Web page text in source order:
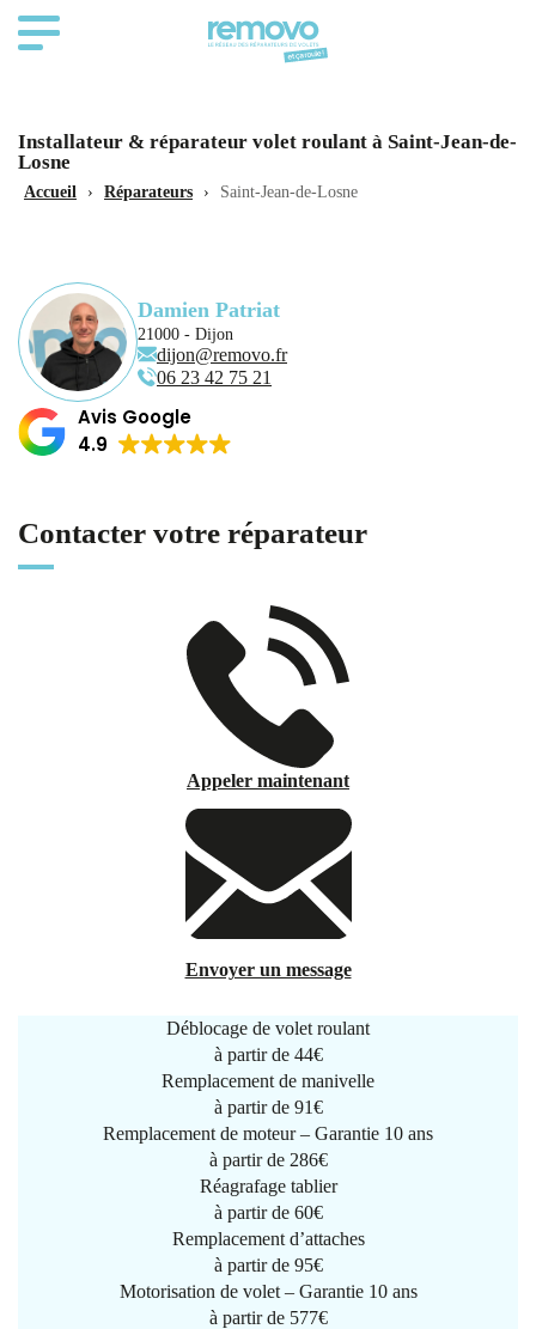
Installateur & réparateur volet roulant à Saint-Jean-de-
Losne
Accueil › Réparateurs › Saint-Jean-de-Losne
Damien Patriat
21000 - Dijon
dijon@removo.fr
06 23 42 75 21
Avis Google
4.9
Contacter votre réparateur
Appeler maintenant
Envoyer un message
Déblocage de volet roulant
à partir de 44€
Remplacement de manivelle
à partir de 91€
Remplacement de moteur – Garantie 10 ans
à partir de 286€
Réagrafage tablier
à partir de 60€
Remplacement d’attaches
à partir de 95€
Motorisation de volet – Garantie 10 ans
à partir de 577€